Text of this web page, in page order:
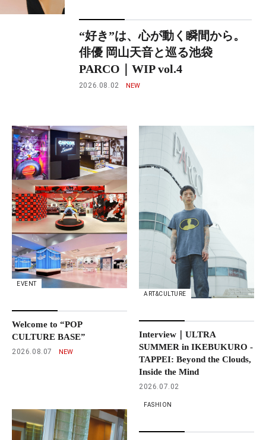
“好き”は、心が動く瞬間から。
俳優 岡山天音と巡る池袋
PARCO｜WIP vol.4
2026.08.02
EVENT
Welcome to “POP
CULTURE BASE”
2026.08.07
ART&CULTURE
Interview｜ULTRA
SUMMER in IKEBUKURO -
TAPPEI: Beyond the Clouds,
Inside the Mind
2026.07.02
FASHION